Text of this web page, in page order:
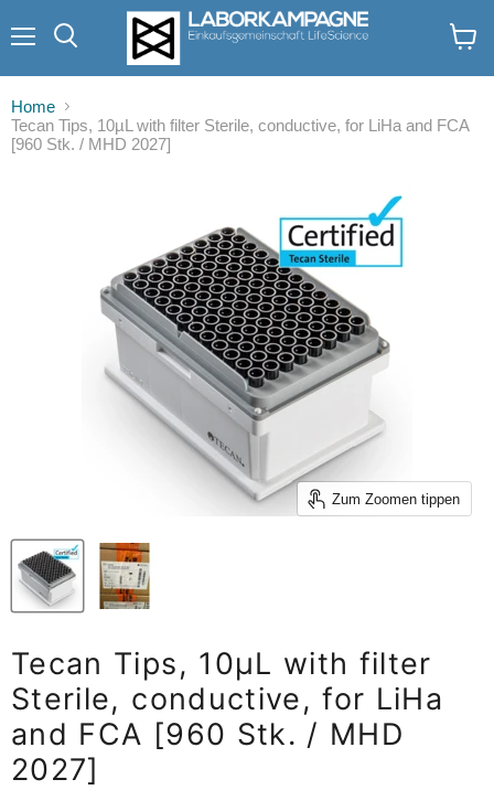
Home
Tecan Tips, 10µL with filter Sterile, conductive, for LiHa and FCA
[960 Stk. / MHD 2027]
Zum Zoomen tippen
Tecan Tips, 10µL with filter
Sterile, conductive, for LiHa
and FCA [960 Stk. / MHD
2027]